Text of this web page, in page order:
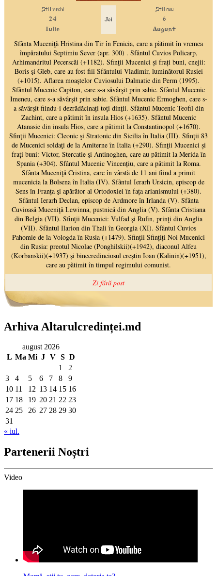
Arhiva Altarulcredinței.md
august 2026
L Ma Mi J V S D
1
2
3
4 5 6 7 8
9
10 11 12 13 14 15 16
17 18 19 20 21 22 23
24 25 26 27 28 29 30
31
« iul.
Partenerii Noștri
Video